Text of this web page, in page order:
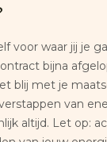
voor waar jij je
bijna
blij met je
van
altijd. Let op: